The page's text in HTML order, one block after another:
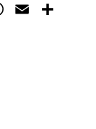
WhatsApp
Email